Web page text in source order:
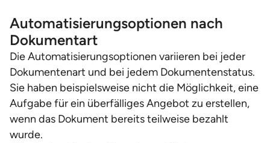
Automatisierungsoptionen nach
Dokumentart
Die Automatisierungsoptionen variieren bei jeder
Dokumentenart und bei jedem Dokumentenstatus.
Sie haben beispielsweise nicht die Möglichkeit, eine
Aufgabe für ein überfälliges Angebot zu erstellen,
wenn das Dokument bereits teilweise bezahlt
wurde.